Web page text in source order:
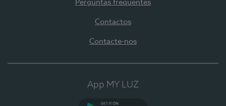
Perguntas frequentes
Contactos
Contacte-nos
App MY LUZ